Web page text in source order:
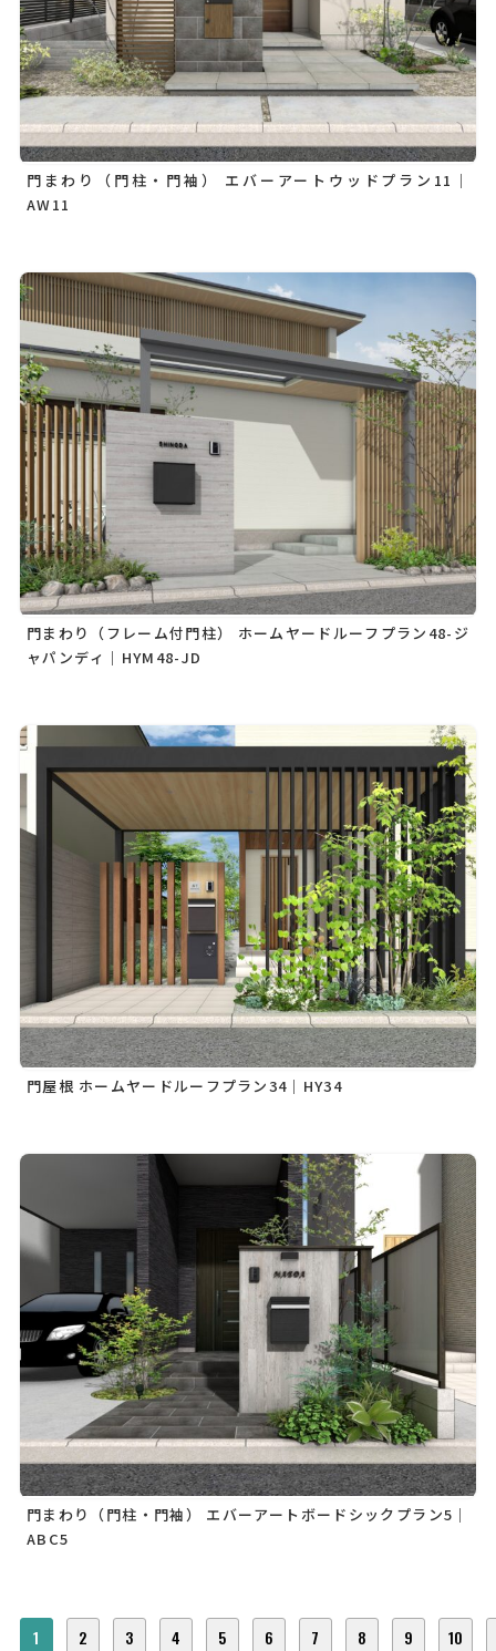
門まわり（門柱・門袖） エバーアートウッドプラン11｜
AW11
門まわり（フレーム付門柱） ホームヤードルーフプラン48-ジ
ャパンディ｜HYM48-JD
門屋根 ホームヤードルーフプラン34｜HY34
門まわり（門柱・門袖） エバーアートボードシックプラン5｜
ABC5
1 2 3 4 5 6 7 8 9 10